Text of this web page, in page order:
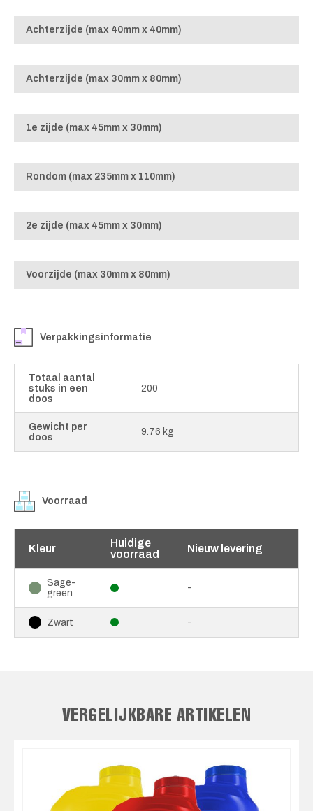
Achterzijde (max 40mm x 40mm)
Achterzijde (max 30mm x 80mm)
1e zijde (max 45mm x 30mm)
Rondom (max 235mm x 110mm)
2e zijde (max 45mm x 30mm)
Voorzijde (max 30mm x 80mm)
Verpakkingsinformatie
Totaal aantal
stuks in een
doos
200
Gewicht per
doos
9.76 kg
Voorraad
Kleur
Huidige
voorraad
Nieuw levering
Sage-
green
-
Zwart -
VERGELIJKBARE ARTIKELEN